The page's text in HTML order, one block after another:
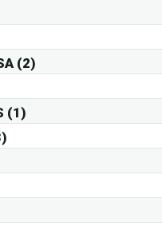
(2)
(1)